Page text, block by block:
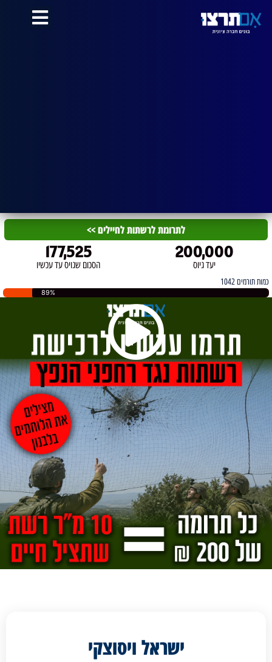
הסכום שגויס עד עכשיו
177,525
יעד גיוס
200,000
לתרומת לרשתות לחיילים >>
כמות תורמים 1042
89%
ישראל ויסוצקי